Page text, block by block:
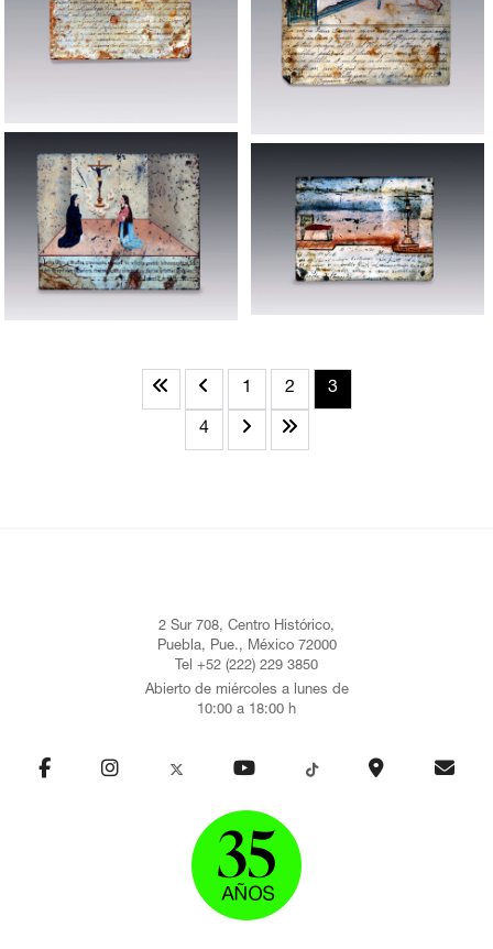
1 2 3
4
2 Sur 708, Centro Histórico,
Puebla, Pue., México 72000
Tel +52 (222) 229 3850
Abierto de miércoles a lunes de
10:00 a 18:00 h